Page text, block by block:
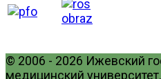
© 2006 - 2026 Ижевский
медицинский